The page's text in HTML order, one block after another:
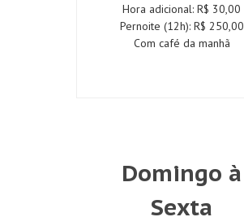
Hora adicional: R$ 30,00
Pernoite (12h): R$ 250,00
Com café da manhã
Domingo à
Sexta